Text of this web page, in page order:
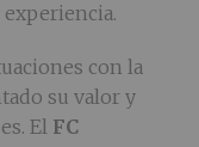
con la
su valor y
El FC